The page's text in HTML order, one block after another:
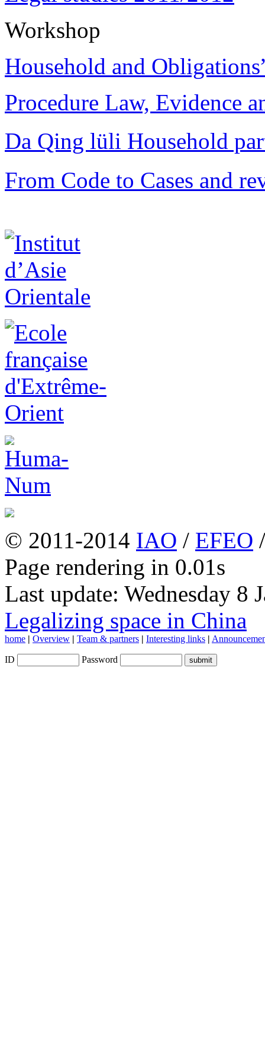
Workshop
Household and
Procedure Law, Evidence
Da Qing lüli Household
From Code to Cases and
© 2011-2014 IAO / EFEO
Page rendering in 0.01s
Last update: Wednesday 8
Legalizing space in China
home | Overview | Team & partners | Interesting links |
ID Password